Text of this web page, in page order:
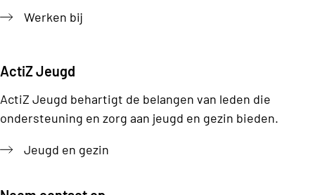
Werken bij
ActiZ Jeugd
ActiZ Jeugd behartigt de belangen van leden die
ondersteuning en zorg aan jeugd en gezin bieden.
Jeugd en gezin